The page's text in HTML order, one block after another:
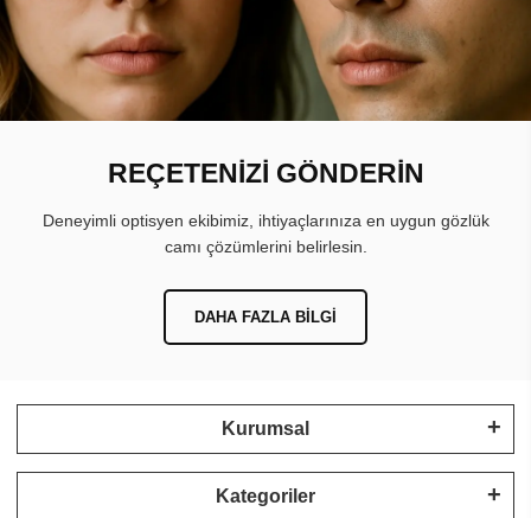
REÇETENİZİ GÖNDERİN
Deneyimli optisyen ekibimiz, ihtiyaçlarınıza en uygun gözlük
camı çözümlerini belirlesin.
DAHA FAZLA BILGI
Kurumsal
Kategoriler